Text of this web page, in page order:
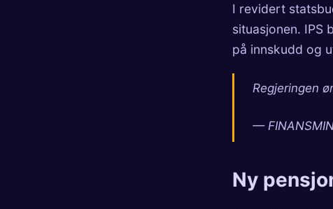
I revidert
situasjonen. IPS
på innskudd og
Regjeringen
—
Ny